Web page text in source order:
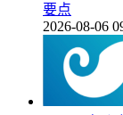
要点
2026-08-06